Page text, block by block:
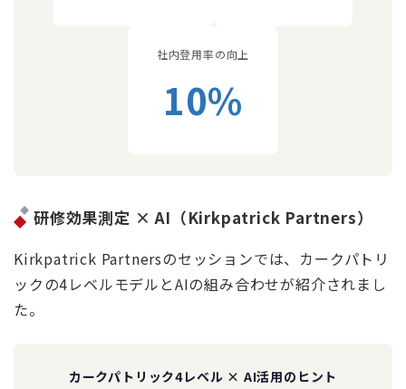
社内登用率の向上
10%
研修効果測定 × AI（Kirkpatrick Partners）
Kirkpatrick Partnersのセッションでは、カークパトリ
ックの4レベルモデルとAIの組み合わせが紹介されまし
た。
カークパトリック4レベル × AI活用のヒント